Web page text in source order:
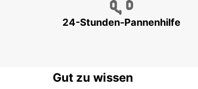
24-Stunden-Pannenhilfe
Gut zu wissen